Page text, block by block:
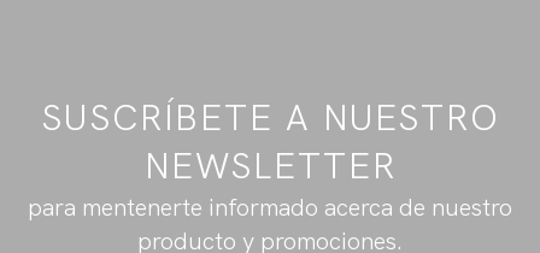
SUSCRÍBETE A NUESTRO
NEWSLETTER
para mentenerte informado acerca de nuestro
producto y promociones.